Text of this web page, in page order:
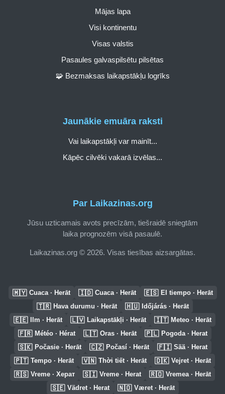
Par Laikazinas.org
Jūsu uzticamais avots precīzām, tiešraidē sniegtām
laika prognozēm visā pasaulē.
Laikazinas.org © 2026. Visas tiesības aizsargātas.
Mājas lapa
Visi kontinentu
Visas valstis
Pasaules galvaspilsētu pilsētas
🧩 Bezmaksas laikapstākļu logrīks
Jaunākie emuāra raksti
Vai laikapstākļi var mainīt...
Kāpēc cilvēki vakarā izvēlas...
🇲🇾 Cuaca · Herāt 🇮🇩 Cuaca · Herāt 🇪🇸 El tiempo · Herāt
🇹🇷 Hava durumu · Herāt 🇭🇺 Időjárás · Herāt
🇪🇪 Ilm · Herāt 🇱🇻 Laikapstākļi · Herāt 🇮🇹 Meteo · Herāt
🇫🇷 Météo · Hérat 🇱🇹 Oras · Herāt 🇵🇱 Pogoda · Herat
🇸🇰 Počasie · Herāt 🇨🇿 Počasí · Herāt 🇫🇮 Sää · Herat
🇵🇹 Tempo · Herāt 🇻🇳 Thời tiết · Herāt 🇩🇰 Vejret · Herāt
🇷🇸 Vreme · Херат 🇸🇮 Vreme · Herat 🇷🇴 Vremea · Herāt
🇸🇪 Vädret · Herat 🇳🇴 Været · Herāt